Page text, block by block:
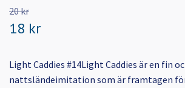
20 kr
18 kr
Light Caddies #14Light Caddies är en fin
nattsländeimitation som är framtagen